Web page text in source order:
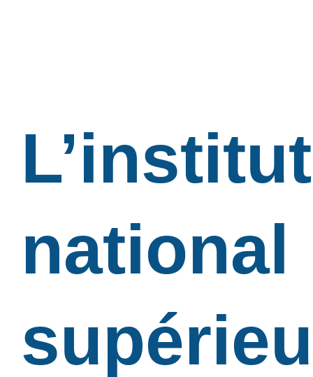
L’institut
national